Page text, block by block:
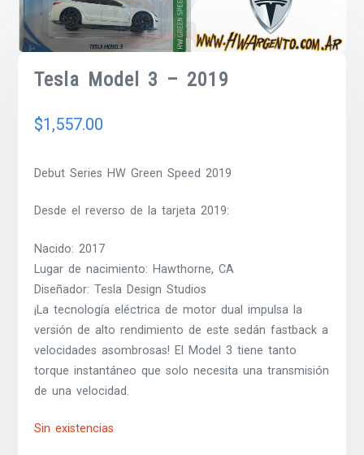
Tesla Model 3 – 2019
$1,557.00
Debut Series HW Green Speed 2019
Desde el reverso de la tarjeta 2019:
Nacido: 2017
Lugar de nacimiento: Hawthorne, CA
Diseñador: Tesla Design Studios
¡La tecnología eléctrica de motor dual impulsa la
versión de alto rendimiento de este sedán fastback a
velocidades asombrosas! El Model 3 tiene tanto
torque instantáneo que solo necesita una transmisión
de una velocidad.
Sin existencias